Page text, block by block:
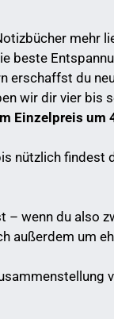
mehr
beste
erschaffst du
wir dir vier bis
Einzelpreis um
nützlich findest
wenn du also
außerdem um